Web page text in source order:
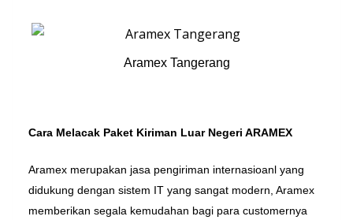
Aramex Tangerang
Cara Melacak Paket Kiriman Luar Negeri ARAMEX
Aramex merupakan jasa pengiriman internasioanl yang
didukung dengan sistem IT yang sangat modern, Aramex
memberikan segala kemudahan bagi para customernya